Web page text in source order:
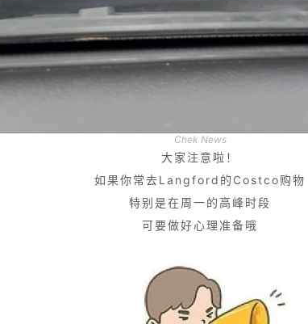
Chek News
大家注意啦！
如果你常去Langford的Costco购物
特别是在周一的高峰时段
可要做好心理准备哦